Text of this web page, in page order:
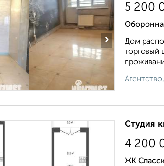
›
5 200
Дом
торговый
Студия
4 200
ЖК